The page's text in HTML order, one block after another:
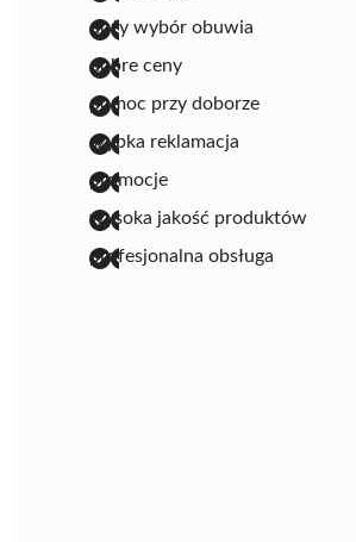
duży wybór obuwia
dobre ceny
pomoc przy doborze
szybka reklamacja
promocje
wysoka jakość produktów
profesjonalna obsługa